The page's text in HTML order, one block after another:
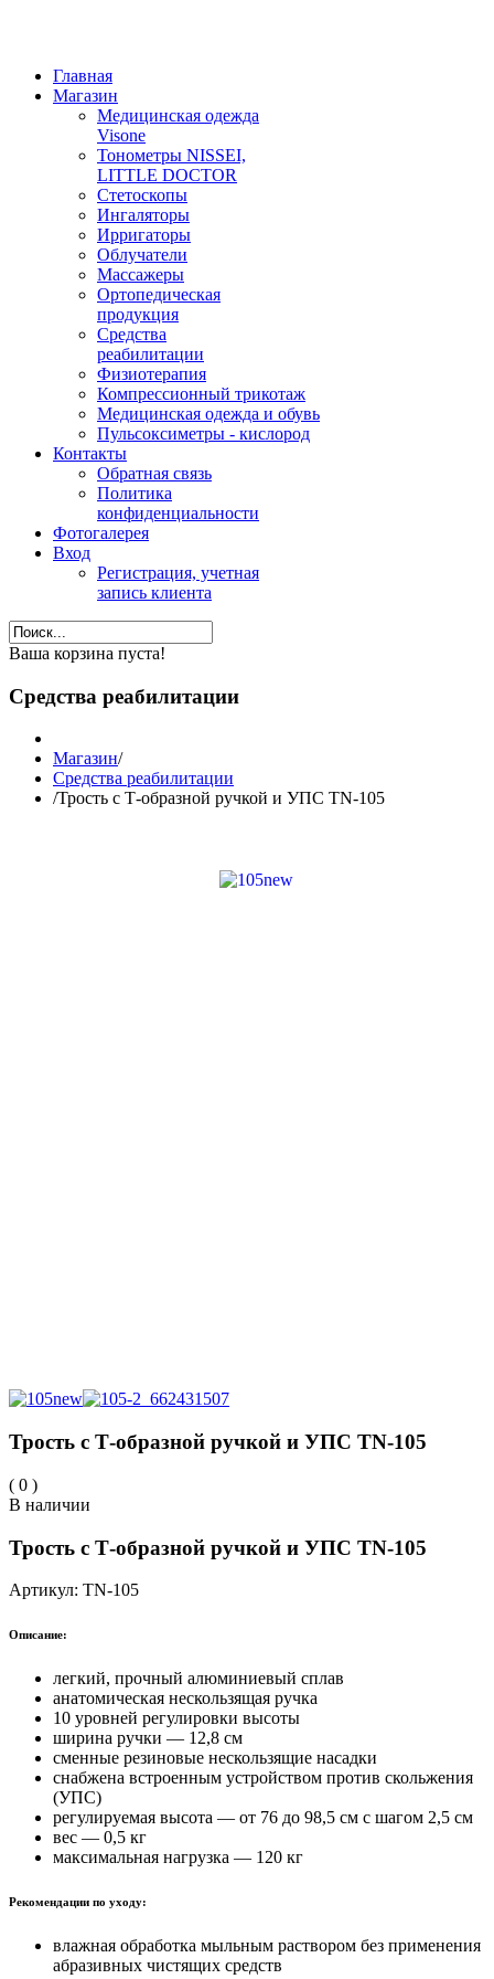
Главная
Магазин
Медицинская одежда
Visone
Тонометры NISSEI,
LITTLE DOCTOR
Cтетоскопы
Ингаляторы
Ирригаторы
Облучатели
Массажеры
Ортопедическая
продукция
Средства
реабилитации
Физиотерапия
Компрессионный трикотаж
Медицинская одежда и обувь
Пульсоксиметры - кислород
Контакты
Обратная связь
Политика
конфиденциальности
Фотогалерея
Вход
Регистрация, учетная
запись клиента
Ваша корзина пуста!
Средства реабилитации
Магазин/
Средства реабилитации
/Трость с Т-образной ручкой и УПС TN-105
Трость с Т-образной ручкой и УПС TN-105
( 0 )
В наличии
Трость с Т-образной ручкой и УПС TN-105
Артикул: TN-105
Описание:
легкий, прочный алюминиевый сплав
анатомическая нескользящая ручка
10 уровней регулировки высоты
ширина ручки — 12,8 см
сменные резиновые нескользящие насадки
снабжена встроенным устройством против скольжения
(УПС)
регулируемая высота — от 76 до 98,5 см с шагом 2,5 см
вес — 0,5 кг
максимальная нагрузка — 120 кг
Рекомендации по уходу:
влажная обработка мыльным раствором без применения
абразивных чистящих средств